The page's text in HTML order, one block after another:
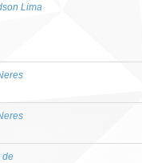
Lima
de